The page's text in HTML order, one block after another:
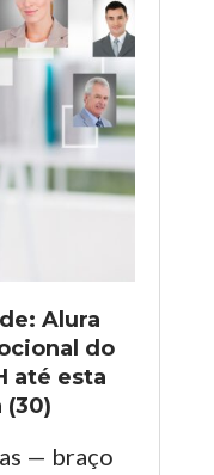
Alura
do
até esta
(30)
— braço